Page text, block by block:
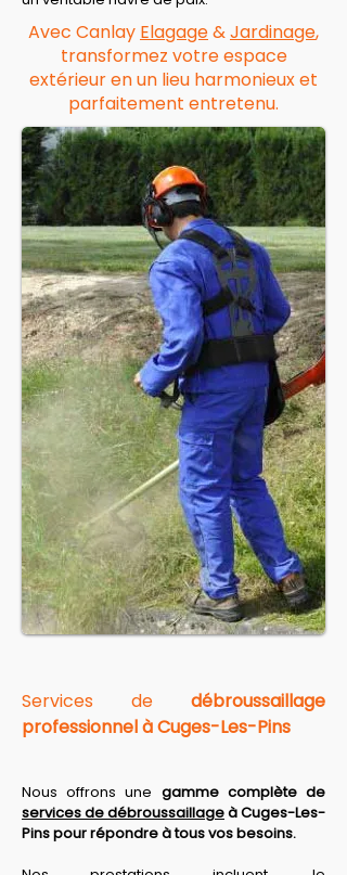
Avec Canlay Elagage&Jardinage,
transformez votre espace
extérieur en un lieu harmonieux et
parfaitement entretenu.
Services de débroussaillage
professionnel à Cuges-Les-Pins
Nous offrons une
services de débroussaillage à Cuges-Les-
Pins pour répondre à tous vos besoins.